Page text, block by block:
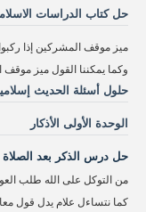
حل كتاب الدراسات الاسلامية
ميز موقف المشركين إذا
وكما يمكننا القول ميز موقف
حلول أسئلة الحديث
الوحدة الأولى الأذكار
حل درس الذكر بعد الصلاة
من التوكل على الله طلب
كما نتساءل علام يدل قول